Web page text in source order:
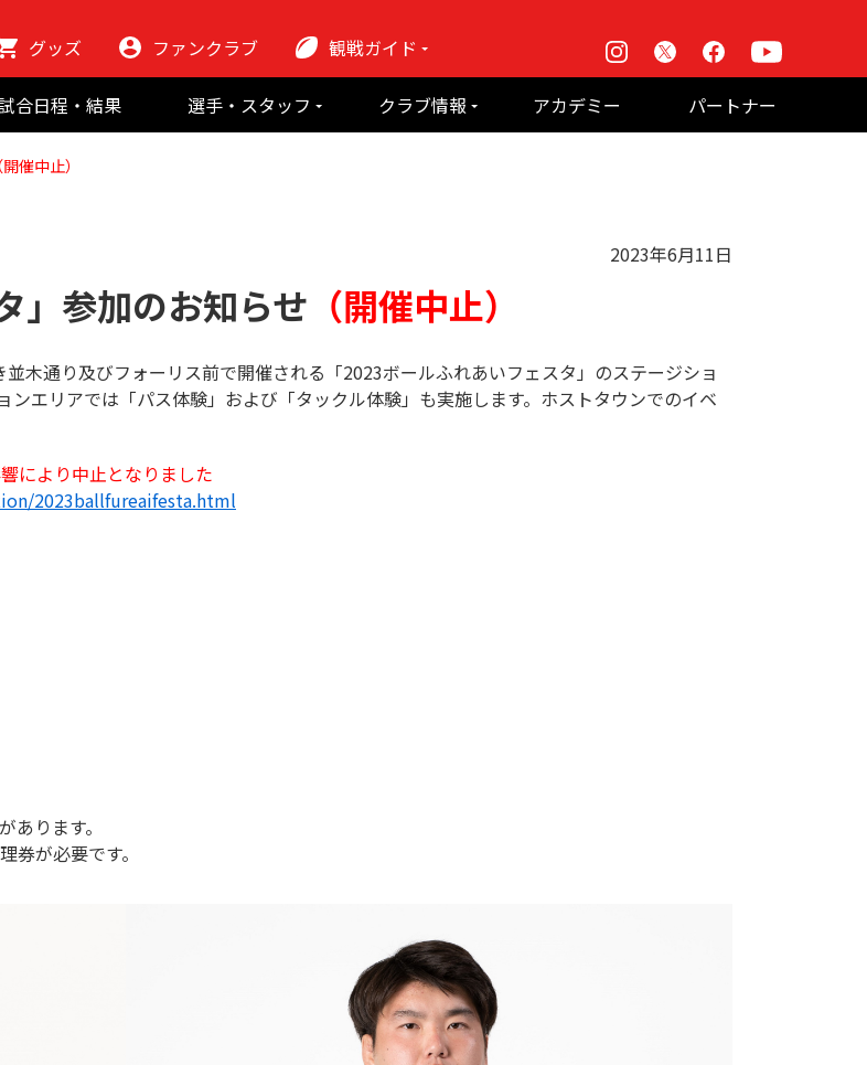
グッズ ファンクラブ
観戦ガイド
初めての観戦
Instagram Facebook
合日程・結果
選手・スタッフ
クラブ情報
アカデミー パートナー
開催中止）
2023年6月11日
」参加のお知らせ （開催中止）
木通り及びフォーリス前で開催される「2023ボールふれあいフェスタ」のステージショ
エリアでは「パス体験」および「タックル体験」も実施します。ホストタウンでのイベ
により中止となりました
2023ballfureaifesta.html
ります。
が必要です。